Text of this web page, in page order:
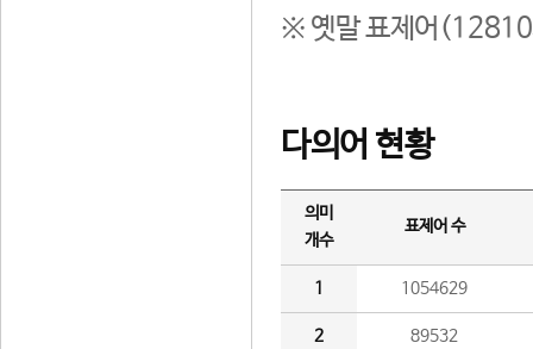
※ 옛말 표제어(12810
다의어 현황
의미
개수
표제어 수
1 1054629
2 89532